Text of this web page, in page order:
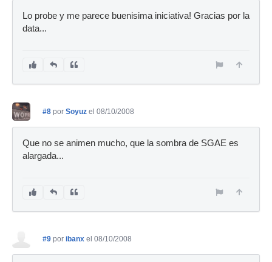
Lo probe y me parece buenisima iniciativa! Gracias por la
data...
#8 por Soyuz el 08/10/2008
Que no se animen mucho, que la sombra de SGAE es
alargada...
#9 por ibanx el 08/10/2008